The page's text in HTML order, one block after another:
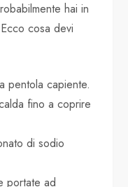
hai in
Ecco cosa devi
pentola capiente.
fino a coprire
di sodio
portate ad